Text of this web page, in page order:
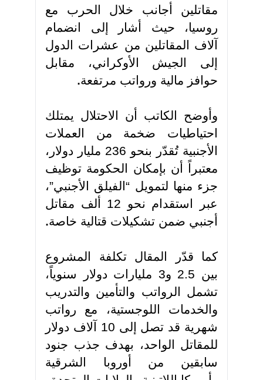
مقاتلين أجانب خلال الحرب مع
روسيا، حيث أشار إلى انضمام
آلاف المقاتلين من عشرات الدول
إلى الجيش الأوكراني، مقابل
حوافز مالية ورواتب مرتفعة.
وأوضح الكاتب أن الاحتلال يمتلك
احتياطيات ضخمة من العملات
الأجنبية تُقدّر بنحو 236 مليار دولار،
معتبراً أن بإمكان الحكومة توظيف
جزء منها لتمويل “الفيلق الأجنبي”،
عبر استقدام نحو 12 ألف مقاتل
أجنبي ضمن تشكيلات قتالية خاصة.
كما قدّر المقال تكلفة المشروع
بين 2.5 و3 مليارات دولار سنوياً،
تشمل الرواتب والتأمين والتدريب
والخدمات اللوجستية، مع رواتب
شهرية قد تصل إلى 10 آلاف دولار
للمقاتل الواحد، بهدف جذب جنود
سابقين من أوروبا الشرقية